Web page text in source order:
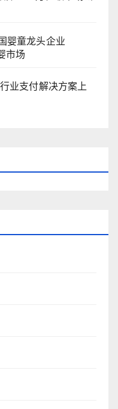
婴童龙头企业
市场
业支付解决方案上